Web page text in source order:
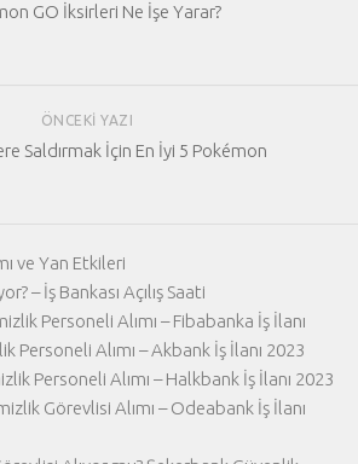
GO İksirleri Ne İşe Yarar?
ÖNCEKI YAZI
Saldırmak İçin En İyi 5 Pokémon
ve Yan Etkileri
– İş Bankası Açılış Saati
Personeli Alımı – Fibabanka İş İlanı
Personeli Alımı – Akbank İş İlanı 2023
Personeli Alımı – Halkbank İş İlanı 2023
Görevlisi Alımı – Odeabank İş İlanı